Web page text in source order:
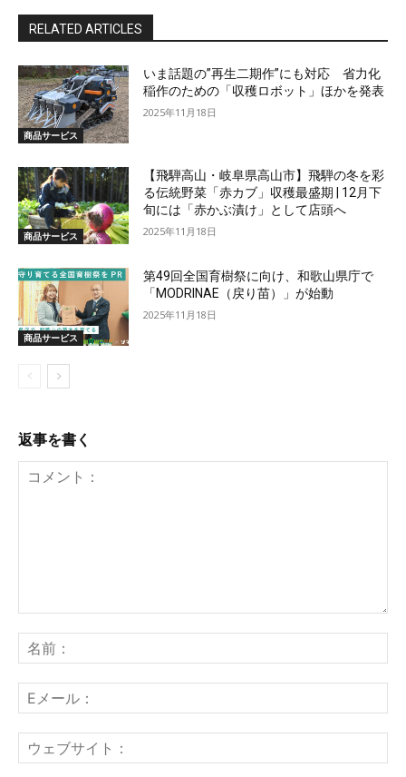
RELATED ARTICLES
商品サービス
いま話題の”再生二期作”にも対応 省力化
稲作のための「収穫ロボット」ほかを発表
2025年11月18日
商品サービス
【飛騨高山・岐阜県高山市】飛騨の冬を彩
る伝統野菜「赤カブ」収穫最盛期 | 12月下
旬には「赤かぶ漬け」として店頭へ
2025年11月18日
商品サービス
第49回全国育樹祭に向け、和歌山県庁で
「MODRINAE（戻り苗）」が始動
2025年11月18日
返事を書く
メ
ト
：
前
メ
ル
ェ